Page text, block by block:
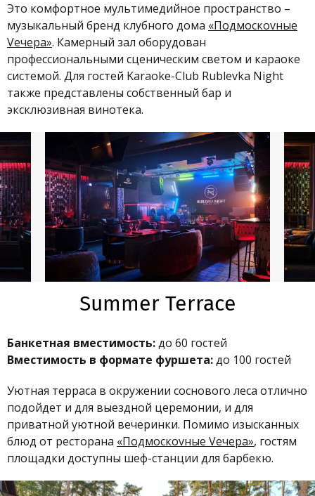
Это комфортное мультимедийное пространство –
музыкальный бренд клубного дома «Подмоскоvные
Vечера». Камерный зал оборудован
профессиональными сценическим светом и караоке
системой. Для гостей Karaoke-Club Rublevka Night
также представлены собственный бар и
эксклюзивная винотека.
Summer Terrace
Банкетная вместимость:до 60 гостей
Вместимость в формате фуршета:до 100 гостей
Уютная терраса в окружении соснового леса отлично
подойдет и для выездной церемонии, и для
приватной уютной вечеринки. Помимо изысканных
блюд от ресторана «Подмоскоvные Vечера», гостям
площадки доступны шеф-станции для барбекю.